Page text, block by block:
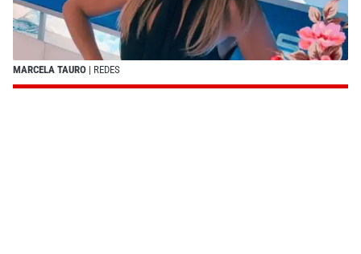
MARCELA TAURO | REDES